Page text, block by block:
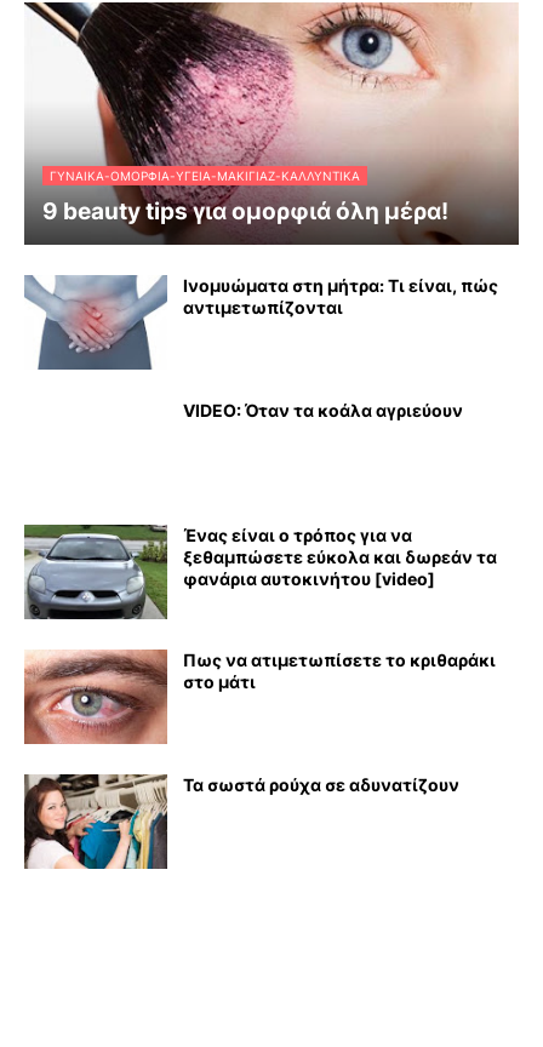
ΓΥΝΑΊΚΑ-ΟΜΟΡΦΙΆ-ΥΓΕΊΑ-ΜΑΚΙΓΙΆΖ-ΚΑΛΛΥΝΤΙΚΆ
9 beauty tips για ομορφιά όλη μέρα!
Ινομυώματα στη μήτρα: Τι είναι, πώς
αντιμετωπίζονται
VIDEO: Όταν τα κοάλα αγριεύουν
Ένας είναι ο τρόπος για να
ξεθαμπώσετε εύκολα και δωρεάν τα
φανάρια αυτοκινήτου [video]
Πως να ατιμετωπίσετε το κριθαράκι
στο μάτι
Τα σωστά ρούχα σε αδυνατίζουν